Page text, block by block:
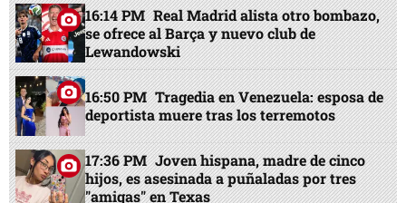
16:14 PM Real Madrid alista otro bombazo,
se ofrece al Barça y nuevo club de
Lewandowski
16:50 PM Tragedia en Venezuela: esposa de
deportista muere tras los terremotos
17:36 PM Joven hispana, madre de cinco
hijos, es asesinada a puñaladas por tres
"amigas" en Texas